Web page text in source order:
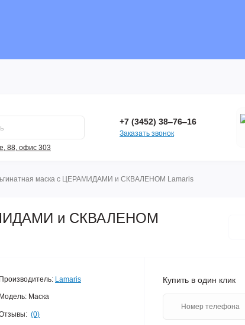
88, офис 303
+7 (3452) 38‒76‒16
Заказать звонок
маска с ЦЕРАМИДАМИ и СКВАЛЕНОМ Lamaris
и СКВАЛЕНОМ
Производитель: Lamaris
Модель: Маска
(0)
Купить в один клик